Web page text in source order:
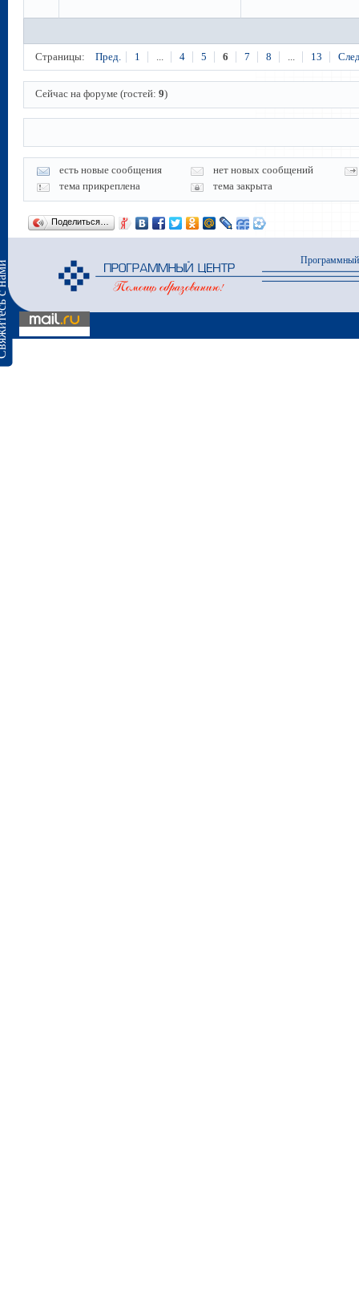
нами
Страницы: Пред. 1 4 5 6 7 8 13
Сейчас на форуме (гостей:9)
есть новые сообщения
нет новых сообщений
тема прикреплена
тема закрыта
Поделиться…